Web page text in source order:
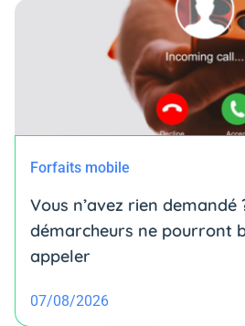
Forfaits mobile
Vous n’avez rien demandé
démarcheurs ne pourront
appeler
07/08/2026